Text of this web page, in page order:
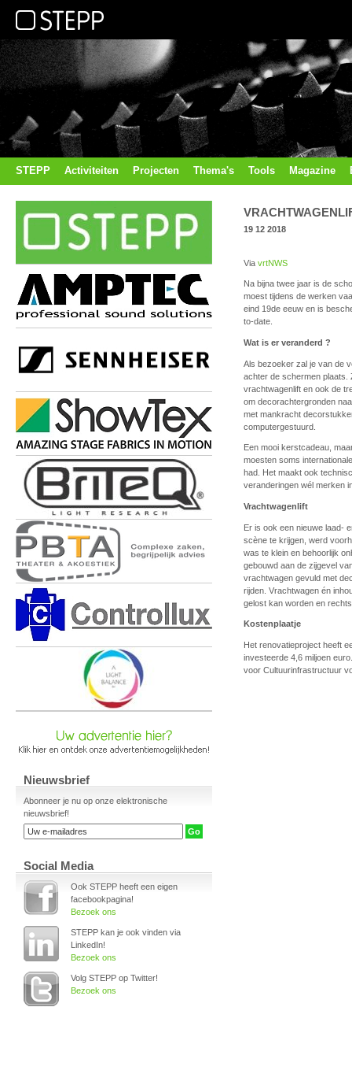
STEPP Activiteiten Projecten Thema's Tools Magazine
Nieuwsbrief
Abonneer je nu op onze elektronische
nieuwsbrief!
Social Media
Ook STEPP heeft een eigen
facebookpagina!
Bezoek ons
STEPP kan je ook vinden via
LinkedIn!
Bezoek ons
Volg STEPP op Twitter!
Bezoek ons
19 12 2018
Via vrtNWS
Na bijna twee jaar is de
moest tijdens de werken
eind 19de eeuw en is
to-date.
Wat is er veranderd ?
Als bezoeker zal je van de
achter de schermen plaats.
vrachtwagenlift en ook de
om decorachtergronden
met mankracht
computergestuurd.
Een mooi kerstcadeau,
moesten soms
had. Het maakt ook
veranderingen wél merken
Vrachtwagenlift
Er is ook een nieuwe laad-
scène te krijgen, werd
was te klein en behoorlijk
gebouwd aan de zijgevel
vrachtwagen gevuld met
rijden. Vrachtwagen én
gelost kan worden en
Kostenplaatje
Het renovatieproject heeft
investeerde 4,6 miljoen
voor Cultuurinfrastructuur